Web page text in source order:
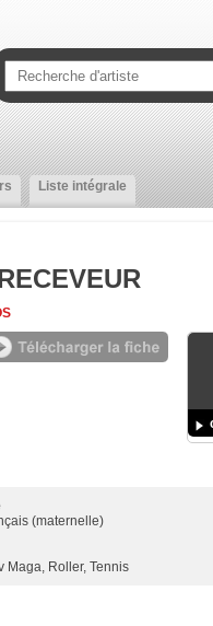
Liste intégrale
(maternelle)
Maga, Roller, Tennis